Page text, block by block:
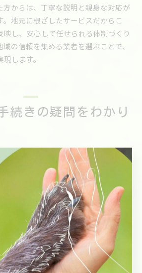
方からは、丁寧な説明と親身な対応が
。地元に根ざしたサービスだからこ
映し、安心して任せられる体制づくり
の信頼を集める業者を選ぶことで、
します。
続きの疑問をわかり
場と内訳を詳しく解説
動物の種類や体重、火葬方法によって
個別火葬や合同火葬の選択があり、そ
ます。火葬費用の内訳は、基本の火葬
や返骨、骨壷費用などが含まれること
握することで、安心して業者選びがで
が実現できます。出張火葬の場合、移
るため、事前にサービス内容を確認し